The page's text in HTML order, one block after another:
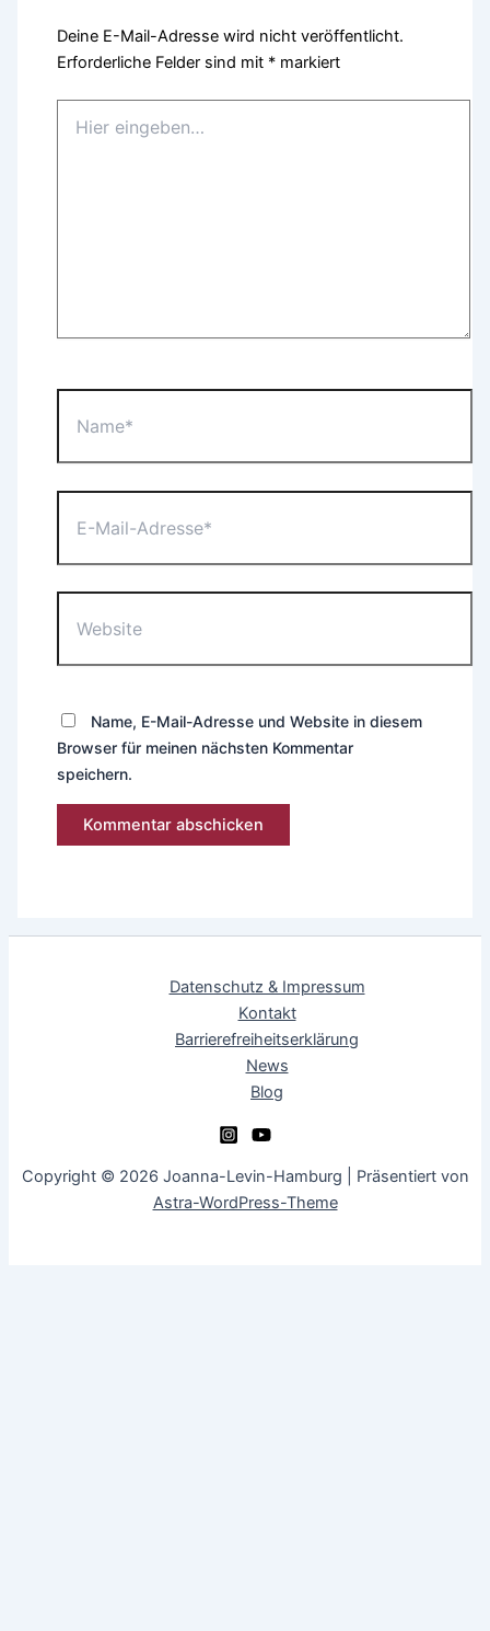
Deine E-Mail-Adresse wird nicht veröffentlicht.
Erforderliche Felder sind mit * markiert
eingeben…
Mail-
Name, E-Mail-Adresse und Website in diesem
Browser für meinen nächsten Kommentar
speichern.
Datenschutz & Impressum
Kontakt
Barrierefreiheitserklärung
News
Blog
Copyright © 2026 Joanna-Levin-Hamburg | Präsentiert von
Astra-WordPress-Theme